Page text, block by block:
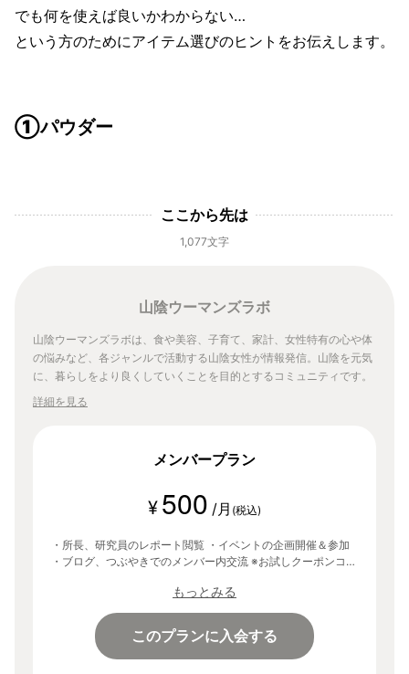
でも何を使えば良いかわからない…
という方のためにアイテム選びのヒントをお伝えします。
①パウダー
ここから先は
1,077文字
山陰ウーマンズラボ
山陰ウーマンズラボは、食や美容、子育て、家計、女性特有の心や体
の悩みなど、各ジャンルで活動する山陰女性が情報発信。山陰を元気
に、暮らしをより良くしていくことを目的とするコミュニティです。
詳細を見る
メンバープラン
¥ 500 /月 (税込)
・所長、研究員のレポート閲覧 ・イベントの企画開催＆参加
・ブログ、つぶやきでのメンバー内交流 ※お試しクーポンコー
もっとみる
このプランに入会する